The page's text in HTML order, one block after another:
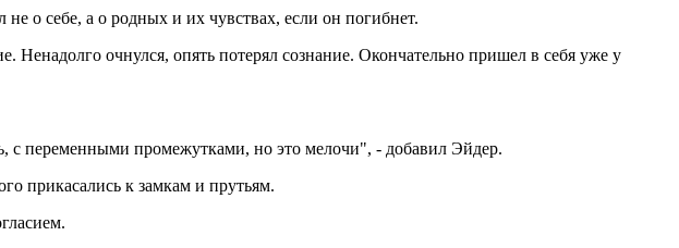
о себе, а о родных и их чувствах, если он погибнет.
Ненадолго очнулся, опять потерял сознание. Окончательно пришел в себя уже у
с переменными промежутками, но это мелочи", - добавил Эйдер.
прикасались к замкам и прутьям.